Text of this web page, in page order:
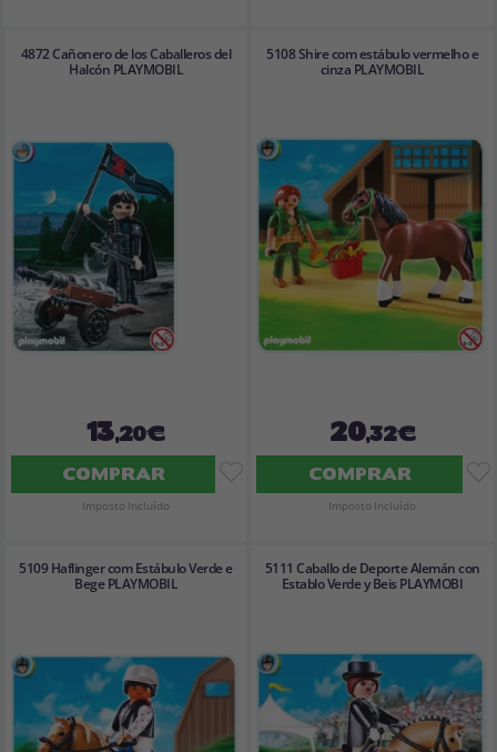
4872 Cañonero de los Caballeros del
Halcón PLAYMOBIL
13,20€
COMPRAR
Imposto Incluído
5108 Shire com estábulo vermelho e
cinza PLAYMOBIL
20,32€
COMPRAR
Imposto Incluído
5109 Haflinger com Estábulo Verde e
Bege PLAYMOBIL
5111 Caballo de Deporte Alemán con
Establo Verde y Beis PLAYMOBI